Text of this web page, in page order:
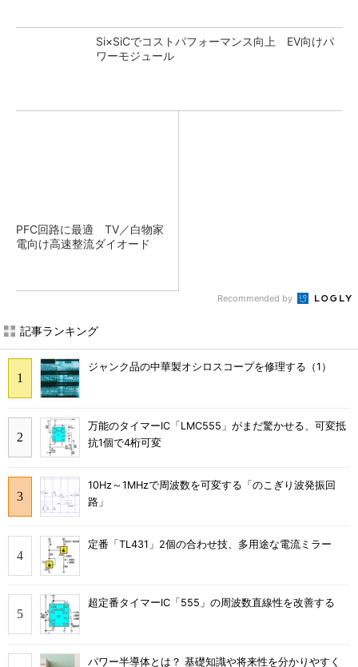
Si×SiCでコストパフォーマンス向上 EV向けパ
ワーモジュール
PFC回路に最適 TV／白物家
電向け高速整流ダイオード
Recommended by
記事ランキング
ジャンク品の中華製オシロスコープを修理する（1）
万能のタイマーIC「LMC555」がまだ驚かせる、可変抵
抗1個で4桁可変
10Hz～1MHzで周波数を可変する「のこぎり波発振回
路」
定番「TL431」2個の合わせ技、多用途な電流ミラー
超定番タイマーIC「555」の周波数直線性を改善する
パワー半導体とは？ 基礎知識や将来性を分かりやすく